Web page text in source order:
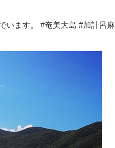
ます。 #奄美大島 #加計呂